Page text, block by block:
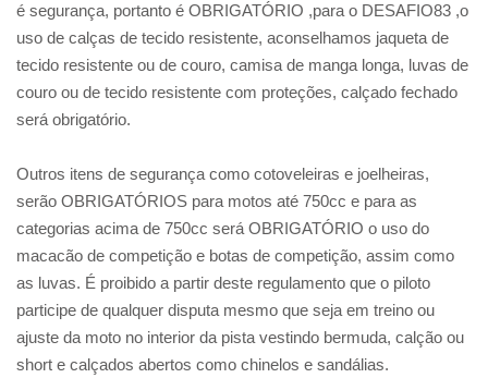
é segurança, portanto é OBRIGATÓRIO ,para o DESAFIO83 ,o
uso de calças de tecido resistente, aconselhamos jaqueta de
tecido resistente ou de couro, camisa de manga longa, luvas de
couro ou de tecido resistente com proteções, calçado fechado
será obrigatório.
Outros itens de segurança como cotoveleiras e joelheiras,
serão OBRIGATÓRIOS para motos até 750cc e para as
categorias acima de 750cc será OBRIGATÓRIO o uso do
macacão de competição e botas de competição, assim como
as luvas. É proibido a partir deste regulamento que o piloto
participe de qualquer disputa mesmo que seja em treino ou
ajuste da moto no interior da pista vestindo bermuda, calção ou
short e calçados abertos como chinelos e sandálias.